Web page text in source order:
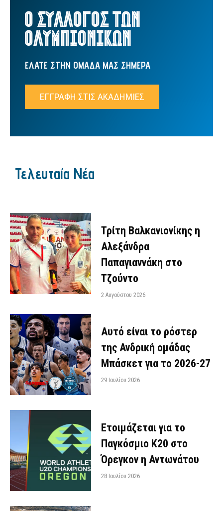
Ο ΣΥΛΛΟΓΟΣ ΤΩΝ
ΟΛΥΜΠΙΟΝΙΚΩΝ
ΕΛΑΤΕ ΣΤΗΝ ΟΜΑΔΑ ΜΑΣ ΣΗΜΕΡΑ
ΕΓΓΡΑΦΗ ΣΤΙΣ ΑΚΑΔΗΜΙΕΣ
Τελευταία Νέα
Τρίτη Βαλκανιονίκης η
Αλεξάνδρα
Παπαγιαννάκη στο
Τζούντο
2 Αυγούστου 2026
Αυτό είναι το ρόστερ
της Ανδρική ομάδας
Μπάσκετ για το 2026-27
29 Ιουλίου 2026
Ετοιμάζεται για το
Παγκόσμιο Κ20 στο
Όρεγκον η Αντωνάτου
28 Ιουλίου 2026